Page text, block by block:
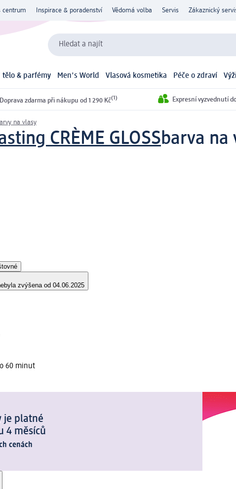
centrum Inspirace & poradenství Vědomá volba Servis Zákaznický
Hledat a najít
tělo & parfémy Men's World Vlasová kosmetika Péče o zdraví
Doprava zdarma při nákupu od 1 290 Kč(1) Expresní vyzvednutí
na vlasy
CRÈME GLOSSbarva na
zvýšena od 04.06.2025
60 minut
je platné
4 měsíců
cenách